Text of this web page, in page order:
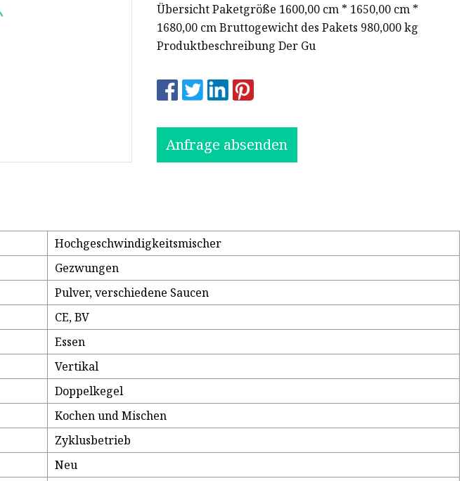
Übersicht Paketgröße 1600,00 cm * 1650,00 cm *
1680,00 cm Bruttogewicht des Pakets 980,000 kg
Produktbeschreibung Der Gu
Anfrage absenden
Hochgeschwindigkeitsmischer
Gezwungen
Pulver, verschiedene Saucen
CE, BV
Essen
Vertikal
Doppelkegel
Kochen und Mischen
Zyklusbetrieb
Neu